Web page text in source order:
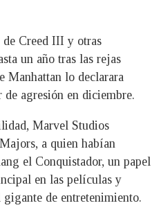
de Creed III y otras
un año tras las rejas
Manhattan lo declarara
agresión en diciembre.
Marvel Studios
a quien habían
el Conquistador, un papel
en las películas y
de entretenimiento.